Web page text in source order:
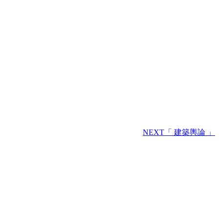
NEXT 「 建築輿論 」